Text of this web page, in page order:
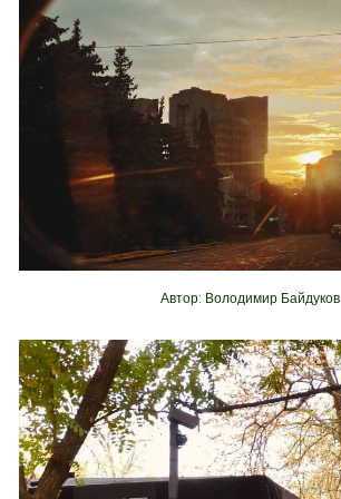
Автор: Володимир Байдуков